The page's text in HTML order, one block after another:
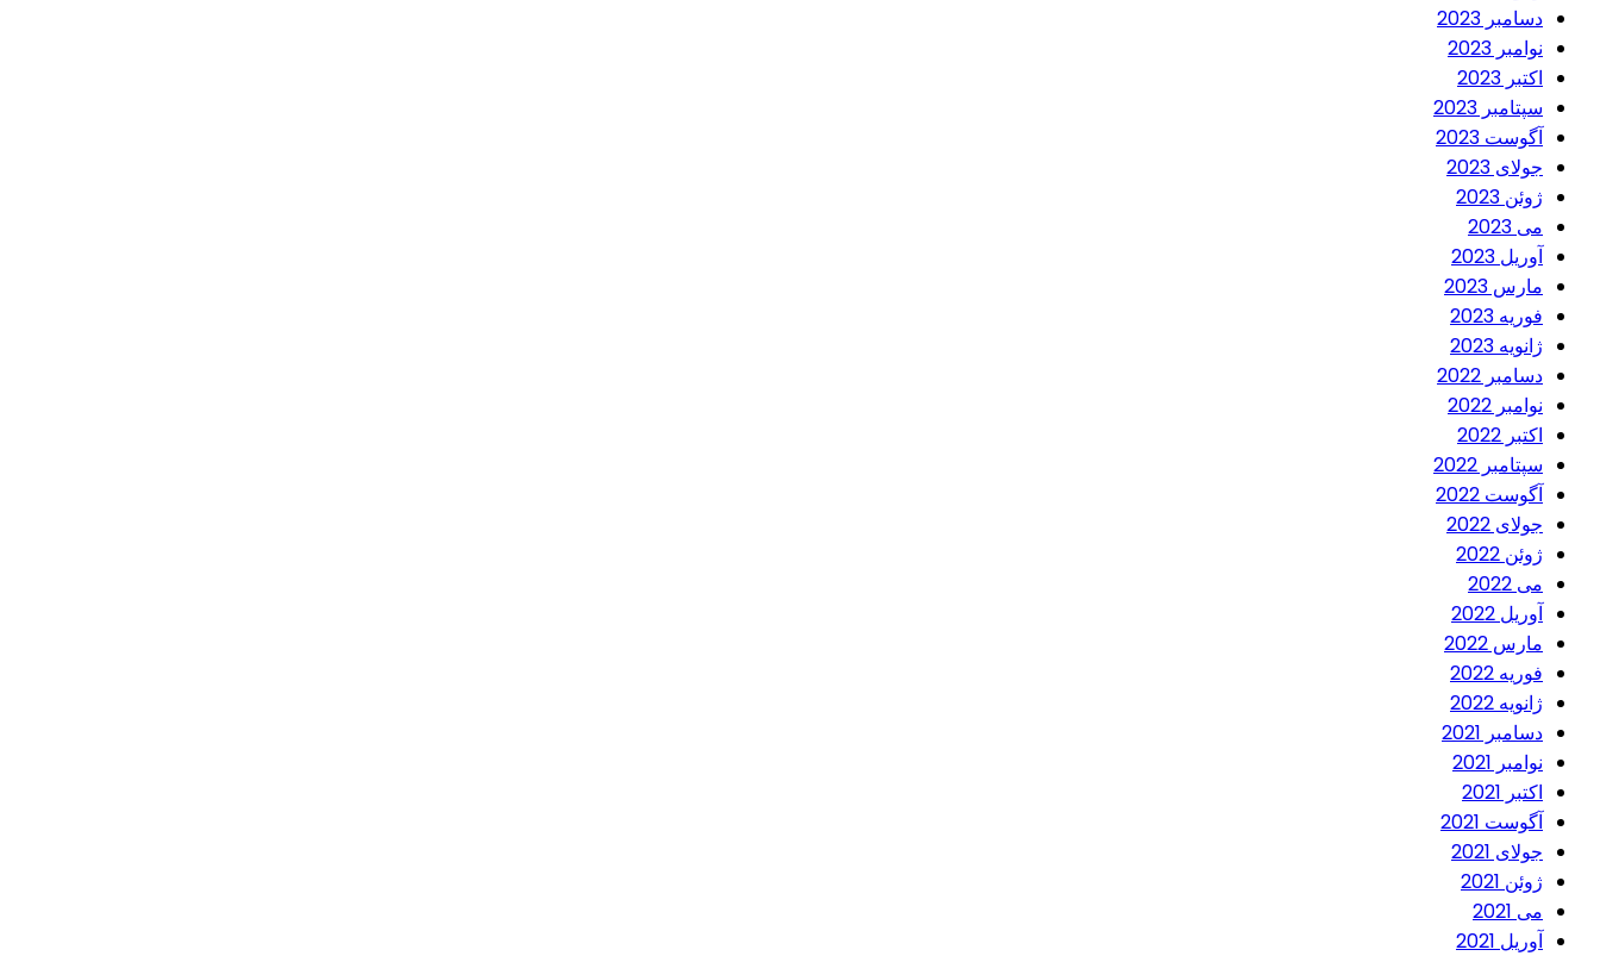
دسامبر 2023
نوامبر 2023
اکتبر 2023
سپتامبر 2023
آگوست 2023
جولای 2023
ژوئن 2023
می 2023
آوریل 2023
مارس 2023
فوریه 2023
ژانویه 2023
دسامبر 2022
نوامبر 2022
اکتبر 2022
سپتامبر 2022
آگوست 2022
جولای 2022
ژوئن 2022
می 2022
آوریل 2022
مارس 2022
فوریه 2022
ژانویه 2022
دسامبر 2021
نوامبر 2021
اکتبر 2021
آگوست 2021
جولای 2021
ژوئن 2021
می 2021
آوریل 2021